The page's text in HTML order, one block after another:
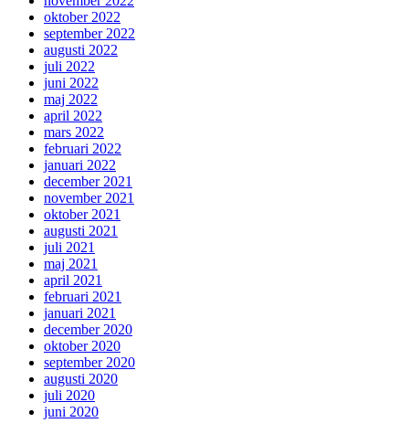
oktober 2022
september 2022
augusti 2022
juli 2022
juni 2022
maj 2022
april 2022
mars 2022
februari 2022
januari 2022
december 2021
november 2021
oktober 2021
augusti 2021
juli 2021
maj 2021
april 2021
februari 2021
januari 2021
december 2020
oktober 2020
september 2020
augusti 2020
juli 2020
juni 2020